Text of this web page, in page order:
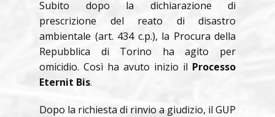
Subito dopo la dichiarazione di
prescrizione del reato di disastro
ambientale (art. 434 c.p.), la Procura della
Repubblica di Torino ha agito per
omicidio. Così ha avuto inizio il Processo
Eternit Bis.
Dopo la richiesta di rinvio a giudizio, il GUP